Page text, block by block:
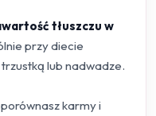
tłuszczu w
przy diecie
lub nadwadze.
karmy i